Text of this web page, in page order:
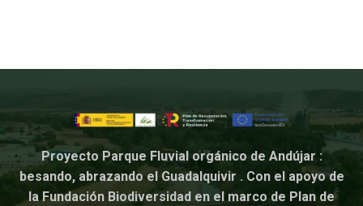
Proyecto Parque Fluvial orgánico de Andújar :
besando, abrazando el Guadalquivir . Con el apoyo de
la Fundación Biodiversidad en el marco de Plan de